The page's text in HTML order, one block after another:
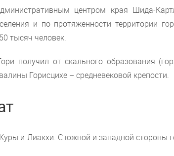
центром края Шида-
и по протяженности территории
тысяч человек.
получил от скального образования
Горисцихе – средневековой крепости.
и Лиакхи. С южной и западной стороны